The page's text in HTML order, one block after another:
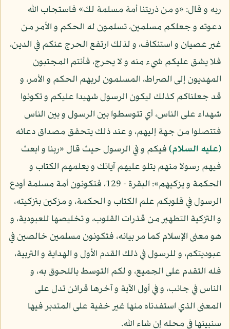
ربه و قال: «و من ذريتنا أمة مسلمة لك» فاستجاب الله
دعوته و جعلكم مسلمين، تسلمون له الحكم و الأمر من
غير عصيان و استنكاف، و لذلك ارتفع الحرج عنكم في الدين،
فلا يشق عليكم شيء منه و لا يحرج، فأنتم المجتبون
المهديون إلى الصراط، المسلمون لربهم الحكم و الأمر، و
قد جعلناكم كذلك ليكون الرسول شهيدا عليكم و تكونوا
شهداء على الناس، أي تتوسطوا بين الرسول و بين الناس
فتتصلوا من جهة إليهم، و عند ذلك يتحقق مصداق دعائه
(عليه السلام)فيكم و في الرسول حيث قال «ربنا و ابعث
فيهم رسولا منهم يتلو عليهم آياتك و يعلمهم الكتاب و
الحكمة و يزكيهم»: البقرة - 129، فتكونون أمة مسلمة أودع
الرسول في قلوبكم علم الكتاب و الحكمة، و مزكين بتزكيته،
و التزكية التطهير من قذرات القلوب، و تخليصها للعبودية، و
هو معنى الإسلام كما مر بيانه، فتكونون مسلمين خالصين في
عبوديتكم، و للرسول في ذلك القدم الأول و الهداية و التربية،
فله التقدم على الجميع، و لكم التوسط باللحوق به، و
الناس في جانب، و في أول الآية و آخرها قرائن تدل على
المعنى الذي استفدناه منها غير خفية على المتدبر فيها
سنبينها في محله إن شاء الله.